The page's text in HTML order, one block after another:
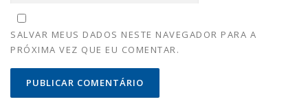
SALVAR MEUS DADOS NESTE NAVEGADOR PARA A
PRÓXIMA VEZ QUE EU COMENTAR.